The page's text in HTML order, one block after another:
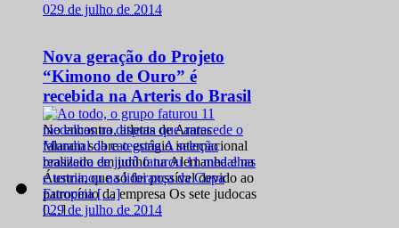
029 de julho de 2014
Nova geração do Projeto
“Kimono de Ouro” é
recebida na Arteris do Brasil
No encontro, atletas de Araras
falaram sobre o estágio internacional
realizado em junho na Alemanha e na
Áustria, que só foi possível devido ao
patrocínio da empresa Os sete judocas
[…]
029 de julho de 2014